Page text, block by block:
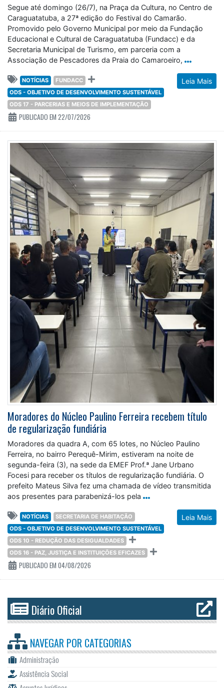
Segue até domingo (26/7), na Praça da Cultura, no Centro de
Caraguatatuba, a 27ª edição do Festival do Camarão.
Promovido pelo Governo Municipal por meio da Fundação
Educacional e Cultural de Caraguatatuba (Fundacc) e da
Secretaria Municipal de Turismo, em parceria com a
Associação de Pescadores da Praia do Camaroeiro,
Leia Mais
NOTÍCIAS
FUNDACC
ODS - OBJETIVO DE DESENVOLVIMENTO SUSTENTÁVEL
ODS 17 - PARCERIAS E MEIOS DE IMPLEMENTAÇÃO
PUBLICADO EM 22/07/2026
Moradores do Núcleo Paulino Ferreira recebem título
de regularização fundiária
Moradores da quadra A, com 65 lotes, no Núcleo Paulino
Ferreira, no bairro Perequê-Mirim, estiveram na noite de
segunda-feira (3), na sede da EMEF Prof.ª Jane Urbano
Focesi para receber os títulos de regularização fundiária. O
prefeito Mateus Silva fez uma chamada de vídeo transmitida
aos presentes para parabenizá-los pela
Leia Mais
NOTÍCIAS
SECRETARIA DE HABITAÇÃO
ODS - OBJETIVO DE DESENVOLVIMENTO SUSTENTÁVEL
ODS 10 - REDUÇÃO DAS DESIGUALDADES
ODS 16 - PAZ, JUSTIÇA E INSTITUIÇÕES EFICAZES
PUBLICADO EM 04/08/2026
Diário Oficial
NAVEGAR POR CATEGORIAS
Administração
Assistência Social